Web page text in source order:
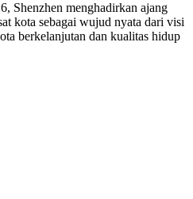
Shenzhen menghadirkan ajang
kota sebagai wujud nyata dari visi
berkelanjutan dan kualitas hidup